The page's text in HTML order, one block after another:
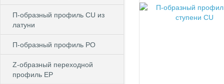
П-образный профиль CU из
латуни
П-образный профиль PO
Z-образный переходной
профиль EP